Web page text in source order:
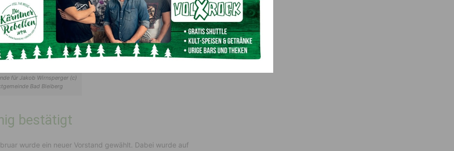
für Jakob Wirnsperger (c)
Bad Bleiberg
bestätigt
wurde ein neuer Vorstand gewählt. Dabei wurde auf